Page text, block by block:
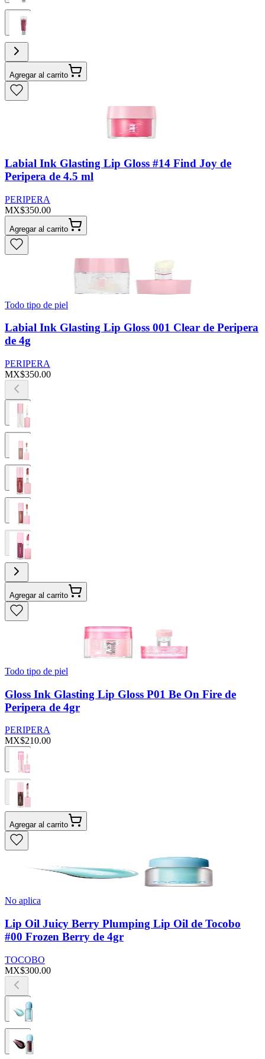
Agregar al carrito
Labial Ink Glasting Lip Gloss #14 Find Joy de
Peripera de 4.5 ml
PERIPERA
MX$350.00
Agregar al carrito
Todo tipo de piel
Labial Ink Glasting Lip Gloss 001 Clear de Peripera
de 4g
PERIPERA
MX$350.00
Agregar al carrito
Todo tipo de piel
Gloss Ink Glasting Lip Gloss P01 Be On Fire de
Peripera de 4gr
PERIPERA
MX$210.00
Agregar al carrito
No aplica
Lip Oil Juicy Berry Plumping Lip Oil de Tocobo
#00 Frozen Berry de 4gr
TOCOBO
MX$300.00